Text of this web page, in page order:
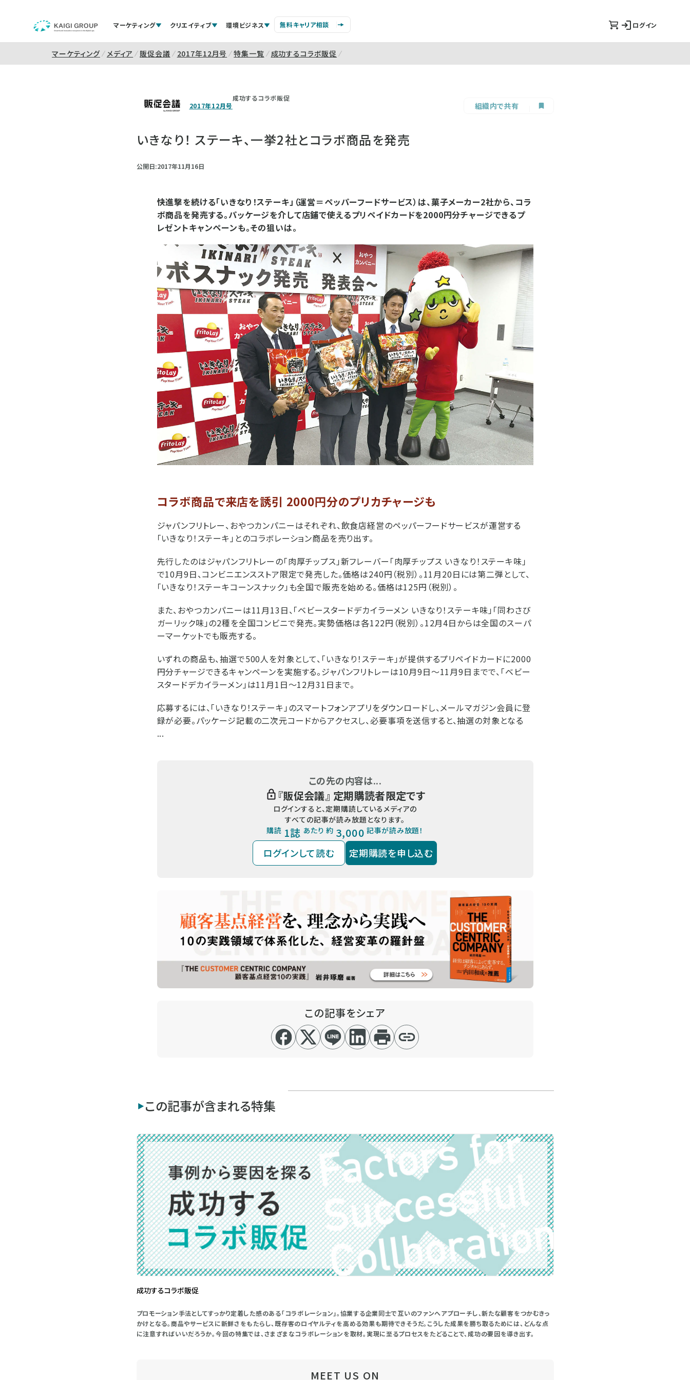
マーケティング クリエイティブ 環境ビジネス 無料キャリア相談 ログイン
マーケティング メディア 販促会議 2017年12月号 特集一覧 成功するコラボ販促
2017年12月号
成功するコラボ販促
組織内で共有
いきなり！ ステーキ、一挙2社とコラボ商品を発売
公開日:2017年11月16日
快進撃を続ける「いきなり！ステーキ」（運営＝ペッパーフードサービス）は、菓子メーカー2社から、コラ
ボ商品を発売する。パッケージを介して店鋪で使えるプリペイドカードを2000円分チャージできるプ
レゼントキャンペーンも。その狙いは。
コラボ商品で来店を誘引 2000円分のプリカチャージも
ジャパンフリトレー、おやつカンパニーはそれぞれ、飲食店経営のペッパーフードサービスが運営する
「いきなり！ステーキ」とのコラボレーション商品を売り出す。
先行したのはジャパンフリトレーの「肉厚チップス」新フレーバー「肉厚チップス いきなり！ステーキ味」
で10月9日、コンビニエンスストア限定で発売した。価格は240円（税別）。11月20日には第二弾として、
「いきなり！ステーキコーンスナック」も全国で販売を始める。価格は125円（税別）。
また、おやつカンパニーは11月13日、「ベビースタードデカイラーメン いきなり！ステーキ味」「同わさび
ガーリック味」の2種を全国コンビニで発売。実勢価格は各122円（税別）。12月4日からは全国のスーパ
ーマーケットでも販売する。
いずれの商品も、抽選で500人を対象として、「いきなり！ステーキ」が提供するプリペイドカードに2000
円分チャージできるキャンペーンを実施する。ジャパンフリトレーは10月9日～11月9日までで、「ベビー
スタードデカイラーメン」は11月1日～12月31日まで。
応募するには、「いきなり！ステーキ」のスマートフォンアプリをダウンロードし、メールマガジン会員に登
録が必要。パッケージ記載の二次元コードからアクセスし、必要事項を送信すると、抽選の対象となる
...
この先の内容は...
『販促会議』 定期購読者限定です
ログインすると、定期購読しているメディアの
すべての記事が読み放題となります。
購読 1誌 あたり 約 3,000 記事が読み放題！
ログインして読む 定期購読を申し込む
この記事をシェア
この記事が含まれる特集
成功するコラボ販促
プロモーション手法としてすっかり定着した感のある「コラボレーション」。協業する企業同士で互いのファンへアプローチし、新たな顧客をつかむきっ
かけとなる。商品やサービスに新鮮さをもたらし、既存客のロイヤルティを高める効果も期待できそうだ。こうした成果を勝ち取るためには、どんな点
に注意すればいいだろうか。今回の特集では、さまざまなコラボレーションを取材。実現に至るプロセスをたどることで、成功の要因を導き出す。
MEET US ON